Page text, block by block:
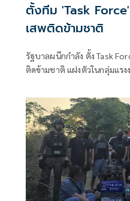
ตั้งทีม 'Task
เสพติดข้ามชาติ
รัฐบาลผนึกกำลัง ตั้ง Task
ติดข้ามชาติ แฝงตัวในกลุ่มแร
ต่อแรงงานไทย